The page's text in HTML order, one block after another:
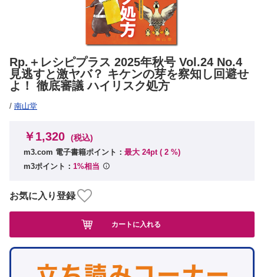
Rp.＋レシピプラス 2025年秋号 Vol.24 No.4
見逃すと激ヤバ？ キケンの芽を察知し回避せ
よ！ 徹底審議 ハイリスク処方
/ 南山堂
￥1,320 (税込)
m3.com 電子書籍ポイント： 最大 24pt ( 2 %)
m3ポイント： 1%相当
お気に入り登録
カートに入れる